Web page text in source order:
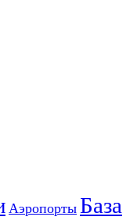
Аэропорты База